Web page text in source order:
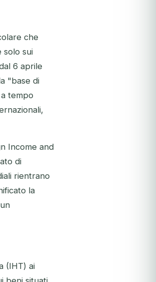
che
solo sui
6 aprile
"base di
tempo
Income and
di
rientrano
la
(IHT) ai